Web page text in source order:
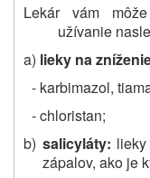
Lekár vám
užívanie
a) lieky na
- karbimazol,
- chloristan;
b) salicyláty:
zápalov, ako je